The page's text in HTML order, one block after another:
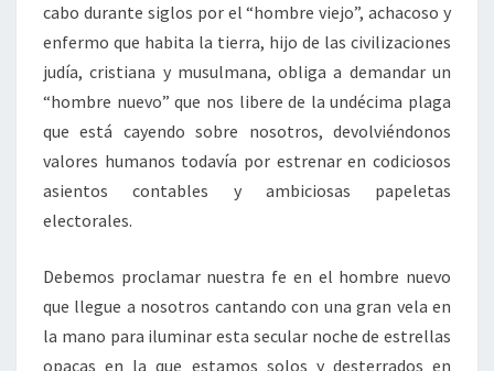
cabo durante siglos por el “hombre viejo”, achacoso y
enfermo que habita la tierra, hijo de las civilizaciones
judía, cristiana y musulmana, obliga a demandar un
“hombre nuevo” que nos libere de la undécima plaga
que está cayendo sobre nosotros, devolviéndonos
valores humanos todavía por estrenar en codiciosos
asientos contables y ambiciosas papeletas
electorales.
Debemos proclamar nuestra fe en el hombre nuevo
que llegue a nosotros cantando con una gran vela en
la mano para iluminar esta secular noche de estrellas
opacas en la que estamos solos y desterrados en